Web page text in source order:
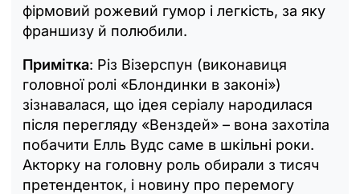
фірмовий рожевий гумор і легкість, за яку
франшизу й полюбили.
Примітка: Різ Візерспун (виконавиця
головної ролі «Блондинки в законі»)
зізнавалася, що ідея серіалу народилася
після перегляду «Венздей» – вона захотіла
побачити Елль Вудс саме в шкільні роки.
Акторку на головну роль обирали з тисяч
претенденток, і новину про перемогу